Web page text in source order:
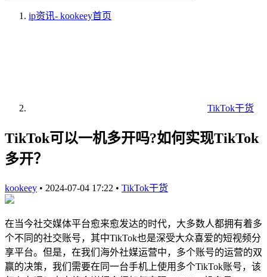
ip资讯- kookeey首页
TikTok干货
TikTok可以一机多开吗?如何实现TikTok
多开？
kookeey • 2024-07-04 17:22 • TikTok干货
在当今社交媒体平台愈来愈发达的时代，大多数人都拥有着多
个不同的社交账号，其中TikTok也是深受大众喜爱的短视频分
享平台。但是，在我们海外社媒运营中，多个账号的运营的双
赢的决策，我们需要在同一台手机上使用多个TikTok账号，该